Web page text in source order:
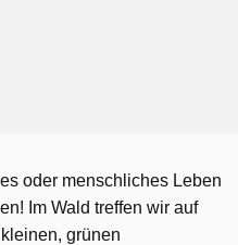
oder menschliches Leben
Im Wald treffen wir auf
grünen